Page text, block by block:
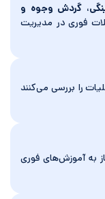
گردش وجوه و
فوری در مدیریت
را بررسی می‌کنند
به آموزش‌های فوری